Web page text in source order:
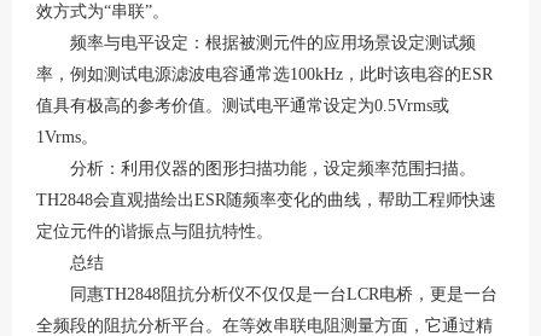
效方式为“串联”。
频率与电平设定：根据被测元件的应用场景设定测试频
率，例如测试电源滤波电容通常选100kHz，此时该电容的ESR
值具有极高的参考价值。测试电平通常设定为0.5Vrms或
1Vrms。
分析：利用仪器的图形扫描功能，设定频率范围扫描。
TH2848会直观描绘出ESR随频率变化的曲线，帮助工程师快速
定位元件的谐振点与阻抗特性。
总结
同惠TH2848阻抗分析仪不仅仅是一台LCR电桥，更是一台
全频段的阻抗分析平台。在等效串联电阻测量方面，它通过精